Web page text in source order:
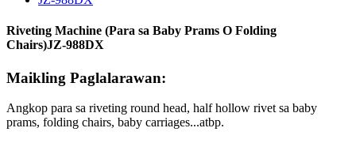
Riveting Machine (Para sa Baby Prams O Folding
Chairs)JZ-988DX
Maikling Paglalarawan:
Angkop para sa riveting round head, half hollow rivet sa baby
prams, folding chairs, baby carriages...atbp.